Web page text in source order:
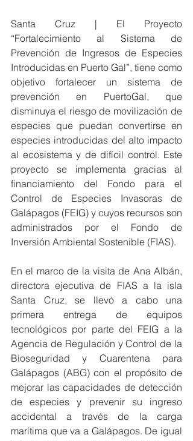
Santa Cruz | El Proyecto
“Fortalecimiento al Sistema de
Prevención de Ingresos de Especies
Introducidas en Puerto Gal”, tiene como
objetivo fortalecer un sistema de
prevención en PuertoGal, que
disminuya el riesgo de movilización de
especies que puedan convertirse en
especies introducidas del alto impacto
al ecosistema y de difícil control. Este
proyecto se implementa gracias al
financiamiento del Fondo para el
Control de Especies Invasoras de
Galápagos (FEIG) y cuyos recursos son
administrados por el Fondo de
Inversión Ambiental Sostenible (FIAS).
En el marco de la visita de Ana Albán,
directora ejecutiva de FIAS a la isla
Santa Cruz, se llevó a cabo una
primera entrega de equipos
tecnológicos por parte del FEIG a la
Agencia de Regulación y Control de la
Bioseguridad y Cuarentena para
Galápagos (ABG) con el propósito de
mejorar las capacidades de detección
de especies y prevenir su ingreso
accidental a través de la carga
marítima que va a Galápagos. De igual